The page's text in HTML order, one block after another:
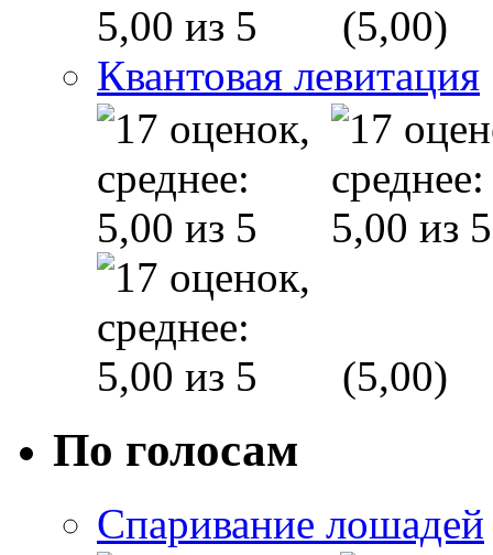
(5,00)
Квантовая левитация
(5,00)
По голосам
Спаривание лошадей